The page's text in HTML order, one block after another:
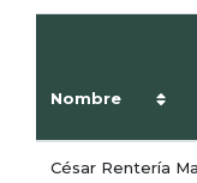
Nombre
César Rentería